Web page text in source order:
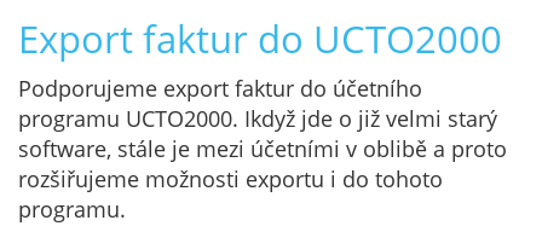
Export faktur do UCTO2000
Podporujeme export faktur do účetního
programu UCTO2000. Ikdyž jde o již velmi starý
software, stále je mezi účetními v oblibě a proto
rozšiřujeme možnosti exportu i do tohoto
programu.